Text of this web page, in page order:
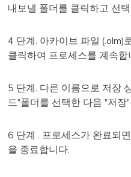
내보낼 폴더를 클릭하고 선
4 단계. 아카이브 파일 (.olm)
클릭하여 프로세스를 계속합
5 단계. 다른 이름으로 저장
드"폴더를 선택한 다음 "저장
6 단계 . 프로세스가 완료되
을 종료합니다.